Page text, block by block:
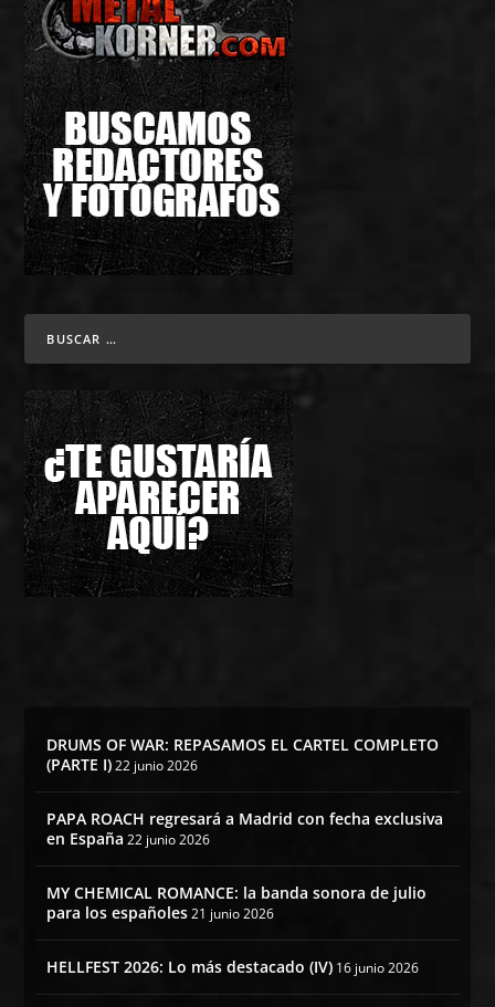
DRUMS OF WAR: REPASAMOS EL CARTEL COMPLETO
(PARTE I) 22 junio 2026
PAPA ROACH regresará a Madrid con fecha exclusiva
en España 22 junio 2026
MY CHEMICAL ROMANCE: la banda sonora de julio
para los españoles 21 junio 2026
HELLFEST 2026: Lo más destacado (IV) 16 junio 2026